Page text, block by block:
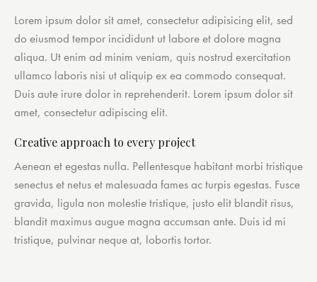
Lorem ipsum dolor sit amet, consectetur adipisicing elit, sed
do eiusmod tempor incididunt ut labore et dolore magna
aliqua. Ut enim ad minim veniam, quis nostrud exercitation
ullamco laboris nisi ut aliquip ex ea commodo consequat.
Duis aute irure dolor in reprehenderit. Lorem ipsum dolor sit
amet, consectetur adipiscing elit.
Creative approach to every project
Aenean et egestas nulla. Pellentesque habitant morbi tristique
senectus et netus et malesuada fames ac turpis egestas. Fusce
gravida, ligula non molestie tristique, justo elit blandit risus,
blandit maximus augue magna accumsan ante. Duis id mi
tristique, pulvinar neque at, lobortis tortor.